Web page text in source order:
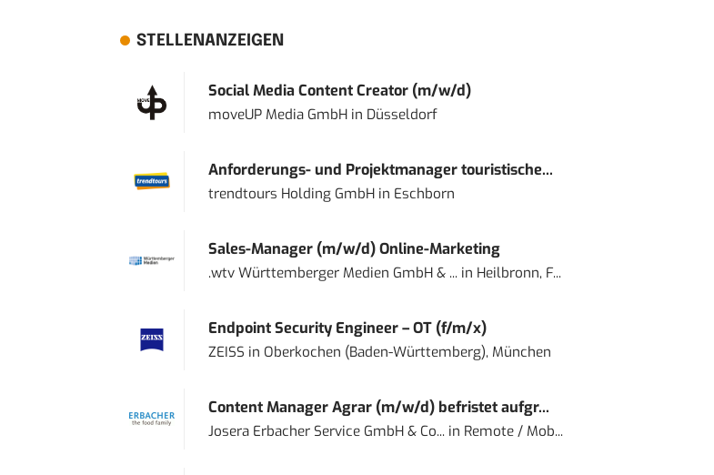
STELLENANZEIGEN
Social Media Content Creator (m/w/d)
moveUP Media GmbHin Düsseldorf
Anforderungs- und Projektmanager touristische...
trendtours Holding GmbHin Eschborn
Sales-Manager (m/w/d) Online-Marketing
.wtv Württemberger Medien GmbH & ...in Heilbronn, F...
Endpoint Security Engineer – OT (f/m/x)
ZEISS in Oberkochen (Baden-Württemberg), München
Content Manager Agrar (m/w/d) befristet aufgr...
Josera Erbacher Service GmbH & Co...in Remote / Mob...